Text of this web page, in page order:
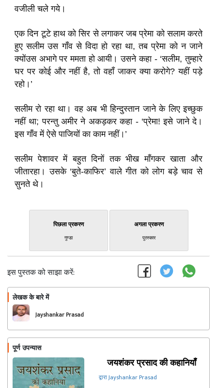
वजीली चले गये।
एक दिन टूटे हाथ को सिर से लगाकर जब प्रेमा को सलाम करते
हुए सलीम उस गाँव से विदा हो रहा था, तब प्रेमा को न जाने
क्योंउस अभागे पर ममता हो आयी। उसने कहा - ‘सलीम, तुम्हारे
घर पर कोई और नहीं है, तो वहाँ जाकर क्या करोगे? यहीं पड़े
रहो।’
सलीम रो रहा था। वह अब भी हिन्दुस्तान जाने के लिए इच्छुक
नहीं था; परन्तु अमीर ने अकड़कर कहा - ‘प्रेमा! इसे जाने दे।
इस गाँव में ऐसे पाजियों का काम नहीं।’
सलीम पेशावर में बहुत दिनों तक भीख माँगकर खाता और
जीतारहा। उसके ‘बुते-काफिर’ वाले गीत को लोग बड़े चाव से
सुनते थे।
पिछला प्रकरण
गुण्डा
अगला प्रकरण
पुरस्कार
इस पुस्तक को साझा करें:
लेखक के बारे में
Jayshankar Prasad
पूर्ण उपन्यास
जयशंकर प्रसाद की कहानियाँ
द्वारा Jayshankar Prasad